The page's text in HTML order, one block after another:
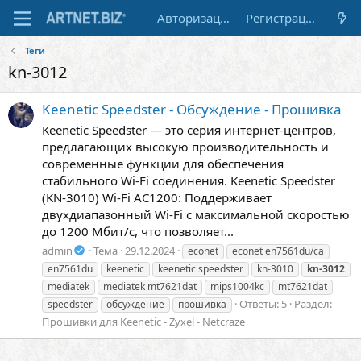
Авторизация Регистрация
Теги
kn-3012
Keenetic Speedster - Обсуждение - Прошивка
Keenetic Speedster — это серия интернет-центров,
предлагающих высокую производительность и
современные функции для обеспечения
стабильного Wi-Fi соединения. Keenetic Speedster
(KN-3010) Wi-Fi AC1200: Поддерживает
двухдиапазонный Wi-Fi с максимальной скоростью
до 1200 Мбит/с, что позволяет...
admin Тема 29.12.2024 econet
econet en7561du/ca
en7561du
keenetic keenetic speedster kn-3010
kn-3012
mediatek
mediatek mt7621dat mips1004kc
mt7621dat
speedster
обсуждение прошивка Ответы: 5 Раздел:
Прошивки для Keenetic - Zyxel - Netcraze